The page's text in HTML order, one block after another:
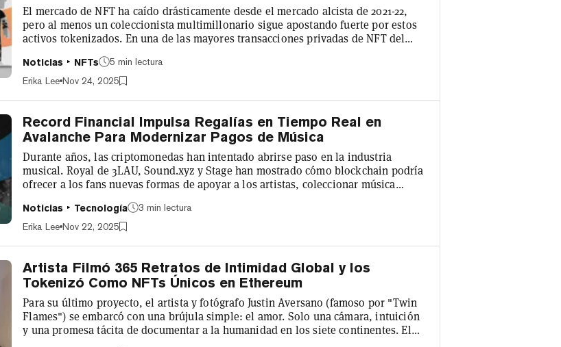
El mercado de NFT ha caído drásticamente desde el mercado alcista de 2021-22,
pero al menos un coleccionista multimillonario sigue apostando fuerte por estos
activos tokenizados. En una de las mayores transacciones privadas de NFT del
NFTs de Meebits en una única transacción extrabursátil, marcando la mayor
compra conocida de la colección, que fue lanzada por Larva Labs, creador de
Noticias NFTs
5 min lectura
Erika Lee Nov 24, 2025
Record Financial Impulsa Regalías en Tiempo Real en
Avalanche Para Modernizar Pagos de Música
Durante años, las criptomonedas han intentado abrirse paso en la industria
musical. Royal de 3LAU, Sound.xyz y Stage han mostrado cómo blockchain podría
ofrecer a los fans nuevas formas de apoyar a los artistas, coleccionar música
inicial, ninguna de estas plataformas ha logrado remodelar la infraestructura
central de la industria o alcanzar a los músicos cotidianos a gran escala. Aunque
Noticias Tecnología
3 min lectura
Erika Lee Nov 22, 2025
Artista Filmó 365 Retratos de Intimidad Global y los
Tokenizó Como NFTs Únicos en Ethereum
Para su último proyecto, el artista y fotógrafo Justin Aversano (famoso por "Twin
Flames") se embarcó con una brújula simple: el amor. Solo una cámara, intuición
y una promesa tácita de documentar a la humanidad en los siete continentes. El